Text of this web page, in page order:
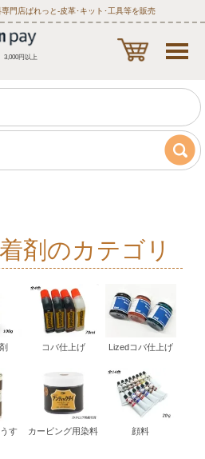
門店ぱれっと‐皮革･キット･工具等を販売
円以上
剤のカテゴリ
コバ仕上げ Lizedコバ仕上げ
す
カービング用染料 顔料